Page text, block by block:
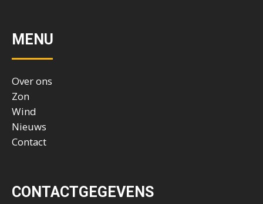
MENU
Over ons
Zon
Wind
Nieuws
Contact
CONTACTGEGEVENS